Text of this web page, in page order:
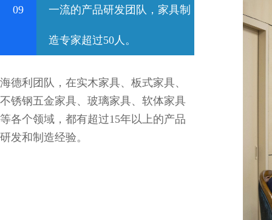
09 一流的产品研发团队，家具制
造专家超过50人。
海德利团队，在实木家具、板式家具、
不锈钢五金家具、玻璃家具、软体家具
等各个领域，都有超过15年以上的产品
研发和制造经验。